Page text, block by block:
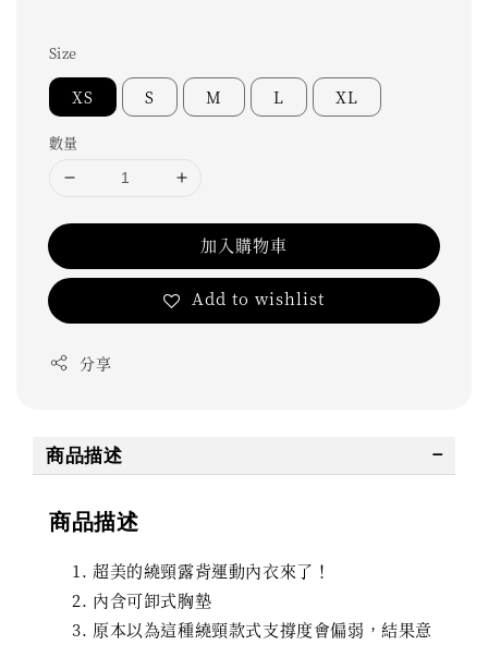
Size
XS S M L XL
數量
加入購物車
Add to wishlist
分享
商品描述
商品描述
超美的繞頸露背運動內衣來了！
內含可卸式胸墊
原本以為這種繞頸款式支撐度會偏弱，結果意